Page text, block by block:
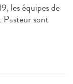
les équipes de
sont